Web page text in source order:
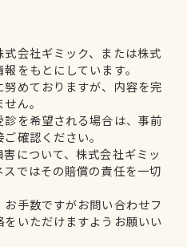
会社ギミック、または株式
をもとにしています。
めておりますが、内容を完
ん。
を希望される場合は、事前
確認ください。
について、株式会社ギミッ
ではその賠償の責任を一切
手数ですがお問い合わせフ
いただけますようお願いい